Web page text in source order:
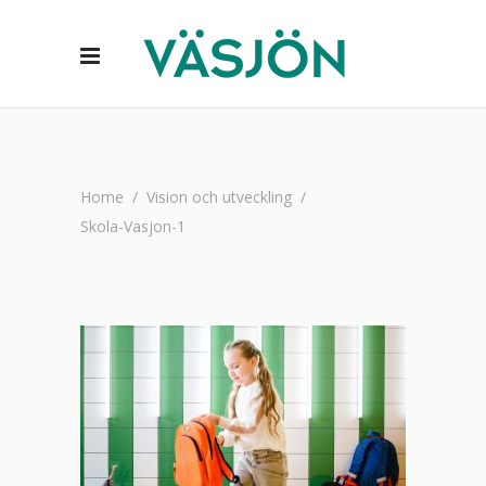
Home / Vision och utveckling /
Skola-Vasjon-1